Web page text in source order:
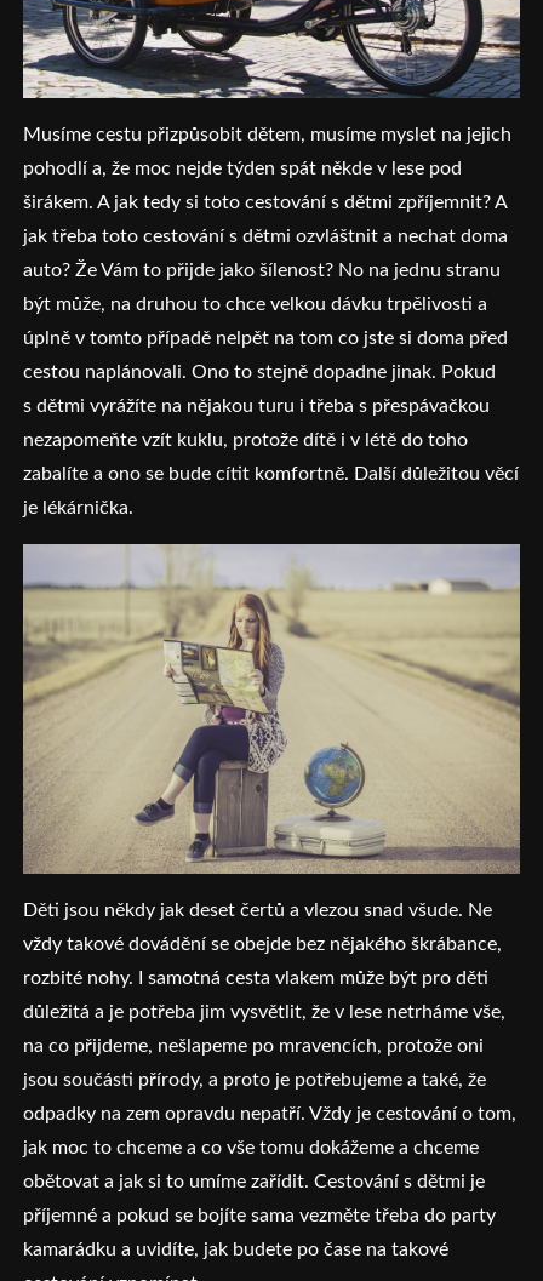
Musíme cestu přizpůsobit dětem, musíme myslet na jejich
pohodlí a, že moc nejde týden spát někde v lese pod
širákem. A jak tedy si toto cestování s dětmi zpříjemnit? A
jak třeba toto cestování s dětmi ozvláštnit a nechat doma
auto? Že Vám to přijde jako šílenost? No na jednu stranu
být může, na druhou to chce velkou dávku trpělivosti a
úplně v tomto případě nelpět na tom co jste si doma před
cestou naplánovali. Ono to stejně dopadne jinak. Pokud
s dětmi vyrážíte na nějakou turu i třeba s přespávačkou
nezapomeňte vzít kuklu, protože dítě i v létě do toho
zabalíte a ono se bude cítit komfortně. Další důležitou věcí
je lékárnička.
Děti jsou někdy jak deset čertů a vlezou snad všude. Ne
vždy takové dovádění se obejde bez nějakého škrábance,
rozbité nohy. I samotná cesta vlakem může být pro děti
důležitá a je potřeba jim vysvětlit, že v lese netrháme vše,
na co přijdeme, nešlapeme po mravencích, protože oni
jsou součásti přírody, a proto je potřebujeme a také, že
odpadky na zem opravdu nepatří. Vždy je cestování o tom,
jak moc to chceme a co vše tomu dokážeme a chceme
obětovat a jak si to umíme zařídit. Cestování s dětmi je
příjemné a pokud se bojíte sama vezměte třeba do party
kamarádku a uvidíte, jak budete po čase na takové